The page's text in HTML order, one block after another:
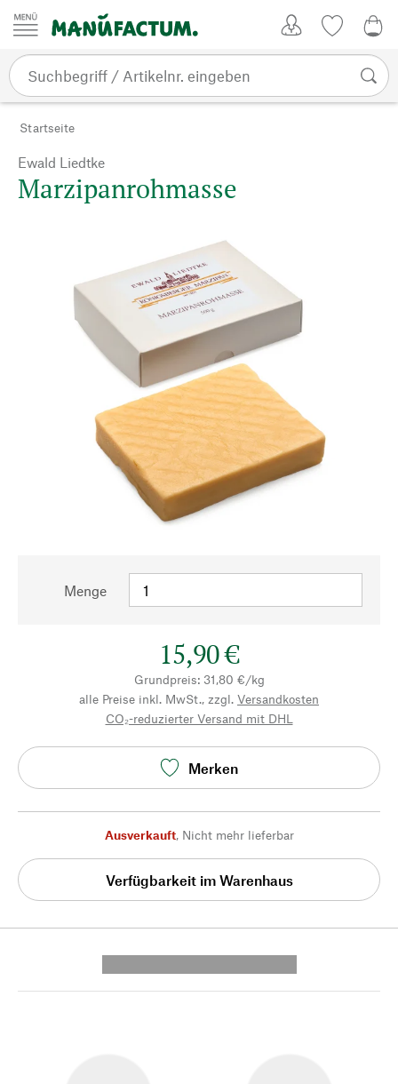
Zum Inhalt springen
Startseite
Ewald Liedtke
Marzipanrohmasse
Menge
15,90 €
Grundpreis: 31,80 €/kg
alle Preise inkl. MwSt., zzgl. Versandkosten
CO₂-reduzierter Versand mit DHL
Merken
Ausverkauft, Nicht mehr lieferbar
Verfügbarkeit im Warenhaus